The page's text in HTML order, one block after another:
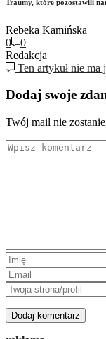
Traumy, które pozostawili
Rebeka Kamińska
0
0
Redakcja
Ten artykuł nie ma
Dodaj swoje
Twój mail nie